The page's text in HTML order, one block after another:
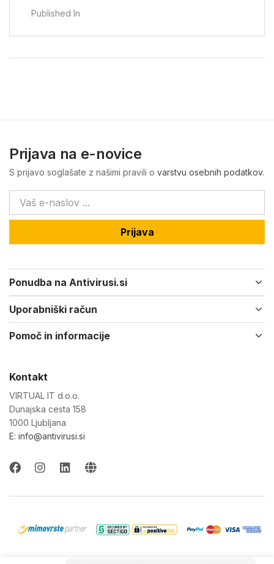
Published In
Prijava na e-novice
S prijavo soglašate z našimi pravili o varstvu osebnih podatkov.
Prijava
Ponudba na Antivirusi.si
Uporabniški račun
Pomoč in informacije
Kontakt
VIRTUAL IT d.o.o.
Dunajska cesta 158
1000 Ljubljana
E: info@antivirusi.si